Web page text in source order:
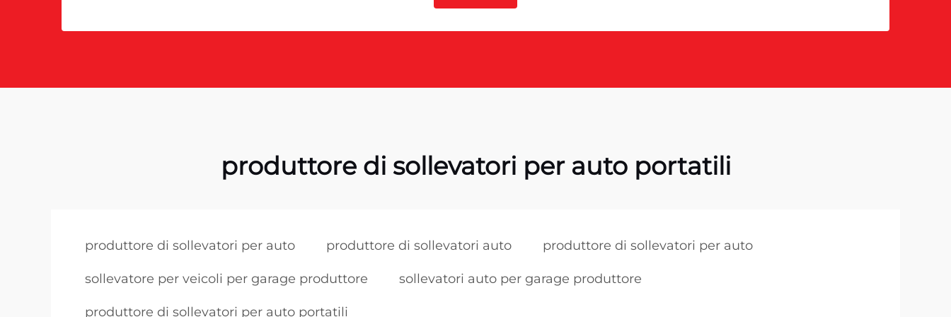
produttore di sollevatori per auto portatili
produttore di sollevatori per auto produttore di sollevatori auto produttore di sollevatori per auto
sollevatore per veicoli per garage produttore sollevatori auto per garage produttore
produttore di sollevatori per auto portatili